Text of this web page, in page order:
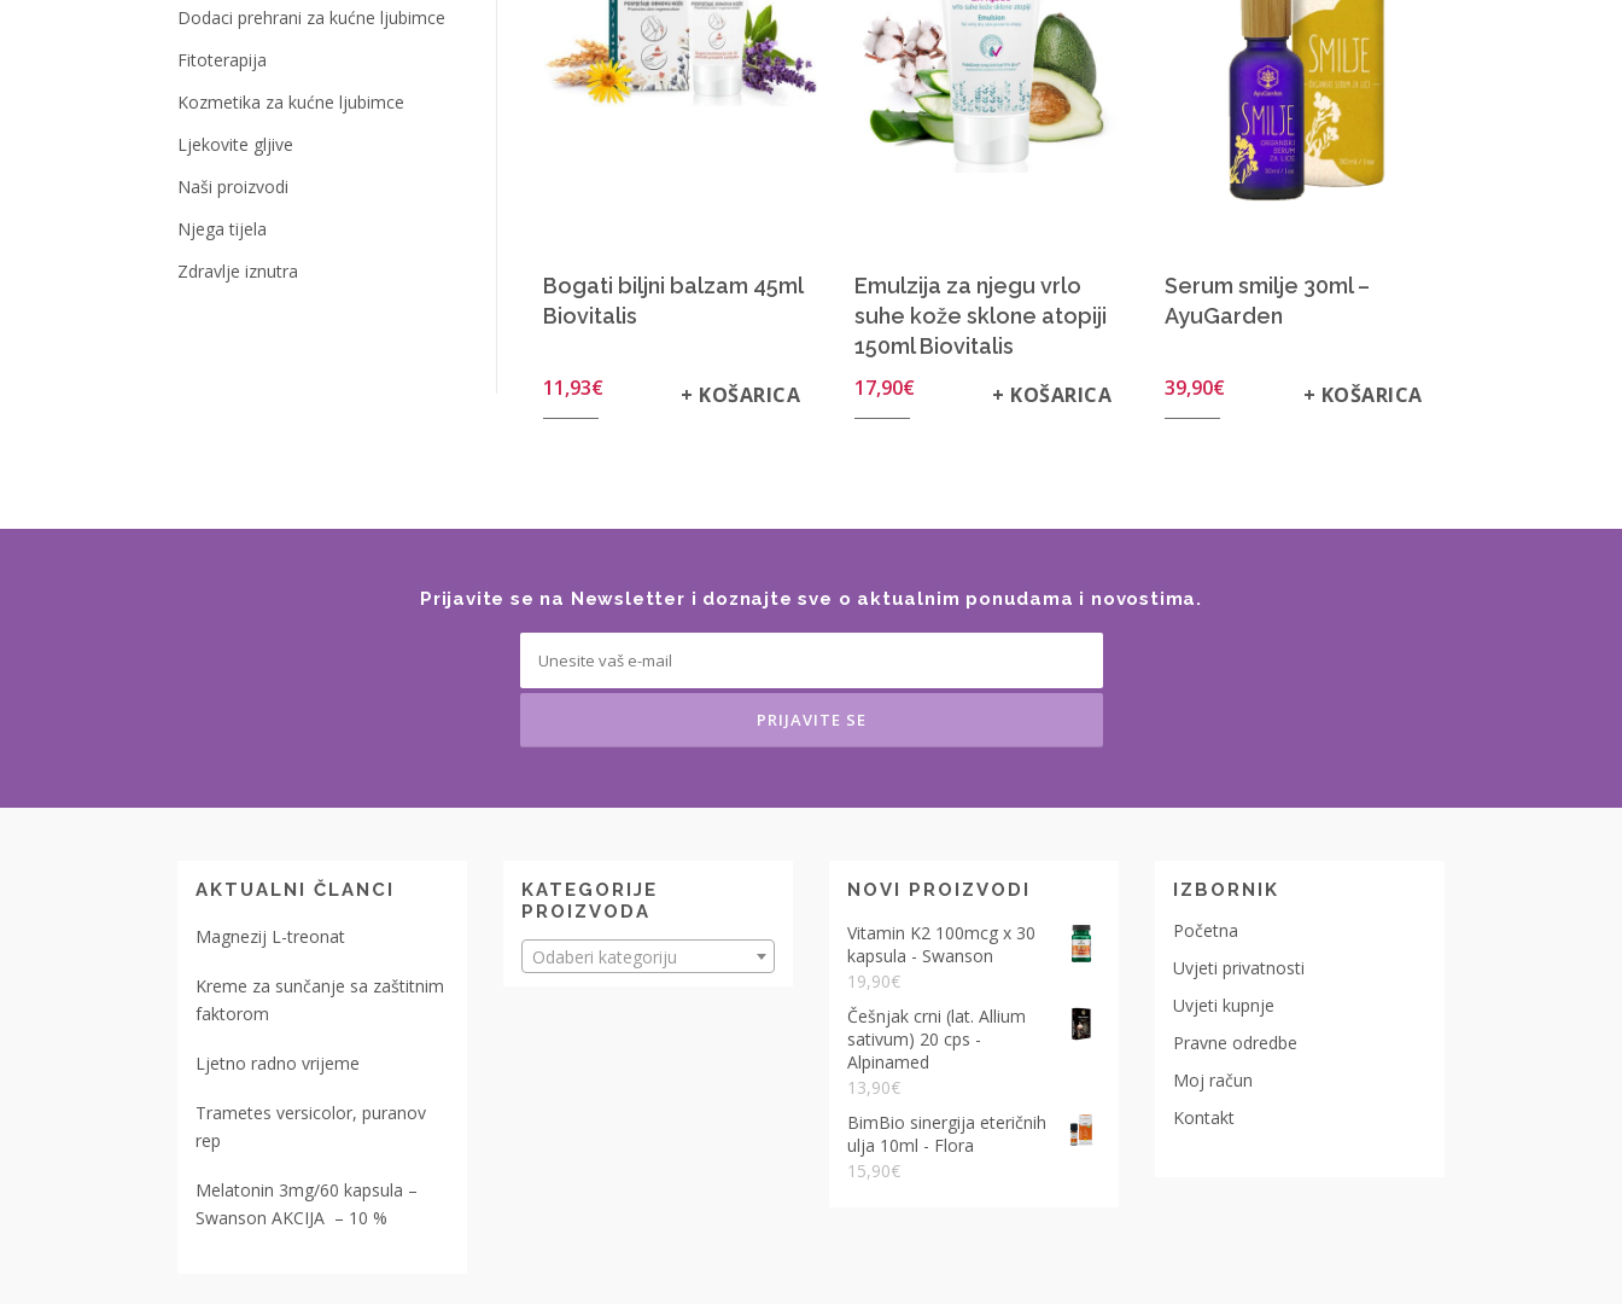
Bogati biljni balzam 45ml
Biovitalis
11,93€ + KOŠARICA
Emulzija za njegu vrlo
suhe kože sklone atopiji
150ml Biovitalis
17,90€ + KOŠARICA
Serum smilje 30ml –
AyuGarden
39,90€ + KOŠARICA
Dodaci prehrani za kućne ljubimce
Fitoterapija
Kozmetika za kućne ljubimce
Ljekovite gljive
Naši proizvodi
Njega tijela
Zdravlje iznutra
Prijavite se na Newsletter i doznajte sve o aktualnim ponudama i novostima.
AKTUALNI ČLANCI
Magnezij L-treonat
Kreme za sunčanje sa zaštitnim
faktorom
Ljetno radno vrijeme
Trametes versicolor, puranov
rep
Melatonin 3mg/60 kapsula –
Swanson AKCIJA – 10 %
KATEGORIJE
PROIZVODA
Odaberi kategoriju
NOVI PROIZVODI
Vitamin K2 100mcg x 30
kapsula - Swanson
19,90€
Češnjak crni (lat. Allium
sativum) 20 cps -
Alpinamed
13,90€
BimBio sinergija eteričnih
ulja 10ml - Flora
15,90€
IZBORNIK
Početna
Uvjeti privatnosti
Uvjeti kupnje
Pravne odredbe
Moj račun
Kontakt